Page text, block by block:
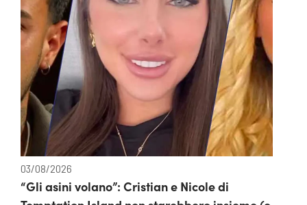
03/08/2026
“Gli asini volano”: Cristian e Nicole di